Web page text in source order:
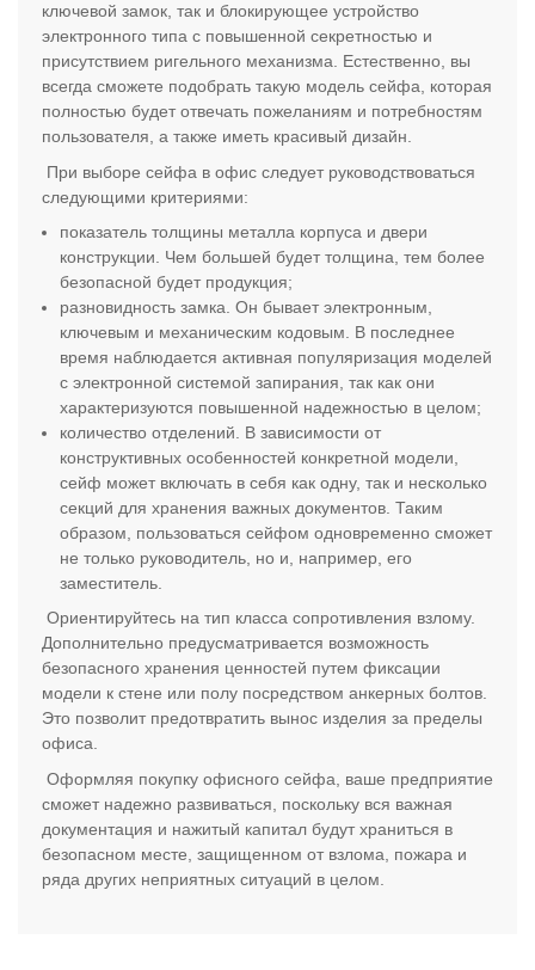
ключевой замок, так и блокирующее устройство
электронного типа с повышенной секретностью и
присутствием ригельного механизма. Естественно, вы
всегда сможете подобрать такую модель сейфа, которая
полностью будет отвечать пожеланиям и потребностям
пользователя, а также иметь красивый дизайн.
При выборе сейфа в офис следует руководствоваться
следующими критериями:
показатель толщины металла корпуса и двери
конструкции. Чем большей будет толщина, тем более
безопасной будет продукция;
разновидность замка. Он бывает электронным,
ключевым и механическим кодовым. В последнее
время наблюдается активная популяризация моделей
с электронной системой запирания, так как они
характеризуются повышенной надежностью в целом;
количество отделений. В зависимости от
конструктивных особенностей конкретной модели,
сейф может включать в себя как одну, так и несколько
секций для хранения важных документов. Таким
образом, пользоваться сейфом одновременно сможет
не только руководитель, но и, например, его
заместитель.
Ориентируйтесь на тип класса сопротивления взлому.
Дополнительно предусматривается возможность
безопасного хранения ценностей путем фиксации
модели к стене или полу посредством анкерных болтов.
Это позволит предотвратить вынос изделия за пределы
офиса.
Оформляя покупку офисного сейфа, ваше предприятие
сможет надежно развиваться, поскольку вся важная
документация и нажитый капитал будут храниться в
безопасном месте, защищенном от взлома, пожара и
ряда других неприятных ситуаций в целом.